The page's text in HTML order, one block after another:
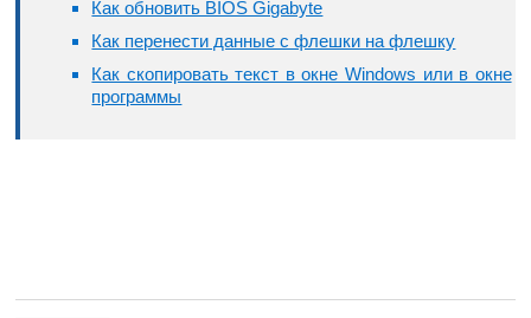
Как обновить BIOS Gigabyte
Как перенести данные с флешки на флешку
Как скопировать текст в окне Windows или в окне
программы